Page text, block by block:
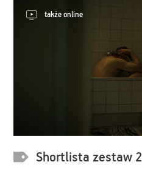
także online
Shortlista zestaw 2